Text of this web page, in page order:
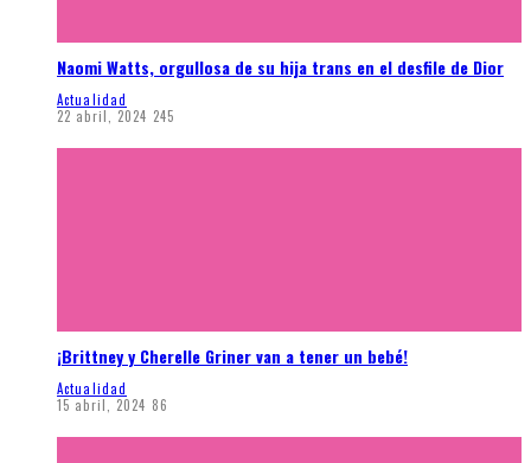
Naomi Watts, orgullosa de su hija trans en el desfile de Dior
Actualidad
22 abril, 2024 245
¡Brittney y Cherelle Griner van a tener un bebé!
Actualidad
15 abril, 2024 86